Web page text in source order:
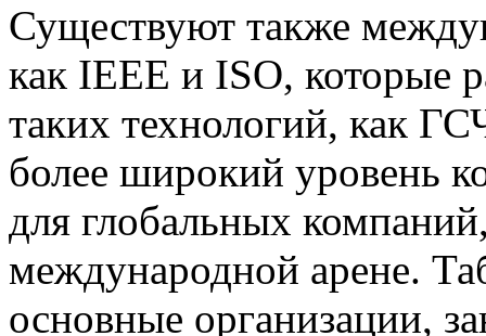
Существуют также
как IEEE и ISO, которые
таких технологий, как
более широкий уровень
для глобальных
международной арене.
основные организации,